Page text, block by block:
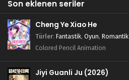
Son eklenen seriler
Cheng Ye Xiao He
Türler: Fantastik, Oyun, Romantik
Colored Pencil Animation
Jiyi Guanli Ju (2026)